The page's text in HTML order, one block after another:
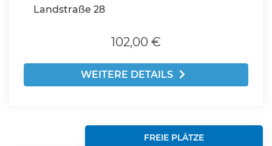
Landstraße 28
102,00 €
WEITERE DETAILS
FREIE PLÄTZE